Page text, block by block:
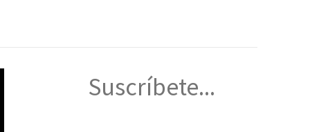
Suscríbete...